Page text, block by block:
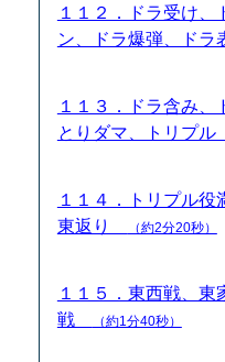
１１２．ドラ受け、
ン、ドラ爆弾、ド
１１３．ドラ含み、
とりダマ、トリプル
１１４．トリプル役
東返り
（約2分20秒）
１１５．東西戦、
戦
（約1分40秒）